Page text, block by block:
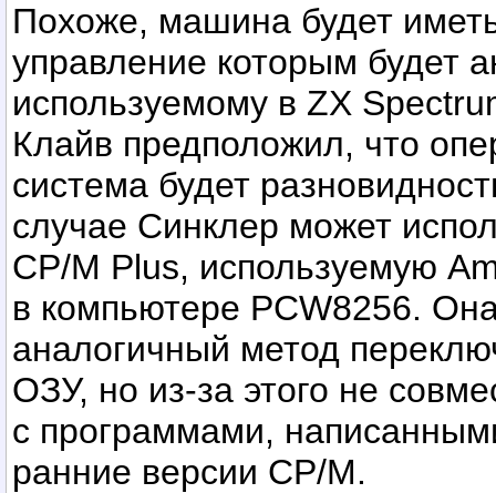
Похоже, машина будет
управление которым будет
используемому в ZX
Клайв предположил, что
система будет
случае Синклер может
CP/M Plus, используемую
в компьютере PCW8256.
аналогичный метод
ОЗУ, но из-за этого не
с программами,
ранние версии CP/M.